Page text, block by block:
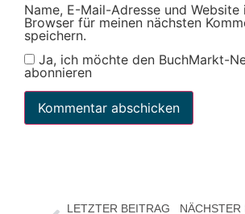
Name, E-Mail-Adresse und Website
Browser für meinen nächsten
speichern.
Ja, ich möchte den BuchMarkt-
abonnieren
LETZTER BEITRAG